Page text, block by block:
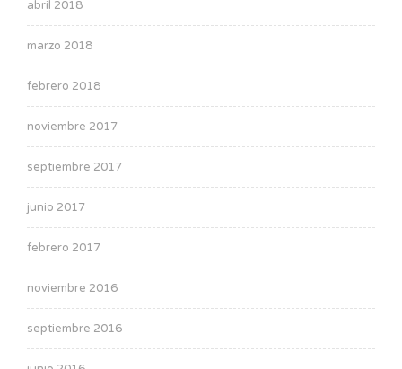
abril 2018
marzo 2018
febrero 2018
noviembre 2017
septiembre 2017
junio 2017
febrero 2017
noviembre 2016
septiembre 2016